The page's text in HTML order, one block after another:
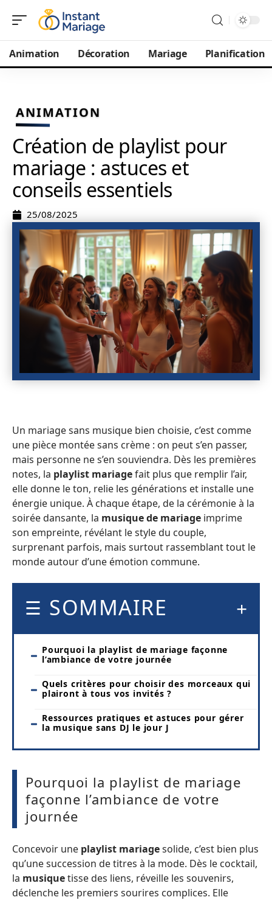
Animation Décoration Mariage Planification
ANIMATION
Création de playlist pour
mariage : astuces et
conseils essentiels
25/08/2025
Un mariage sans musique bien choisie, c’est comme
une pièce montée sans crème : on peut s’en passer,
mais personne ne s’en souviendra. Dès les premières
notes, la playlist mariagefait plus que remplir l’air,
elle donne le ton, relie les générations et installe une
énergie unique. À chaque étape, de la cérémonie à la
soirée dansante, la musique de mariage imprime
son empreinte, révélant le style du couple,
surprenant parfois, mais surtout rassemblant tout le
monde autour d’une émotion commune.
SOMMAIRE
Pourquoi la playlist de mariage façonne
l’ambiance de votre journée
Quels critères pour choisir des morceaux qui
plairont à tous vos invités ?
Ressources pratiques et astuces pour gérer
la musique sans DJ le jour J
Pourquoi la playlist de mariage
façonne l’ambiance de votre
journée
Concevoir une playlist mariagesolide, c’est bien plus
qu’une succession de titres à la mode. Dès le cocktail,
la musiquetisse des liens, réveille les souvenirs,
déclenche les premiers sourires complices. Elle